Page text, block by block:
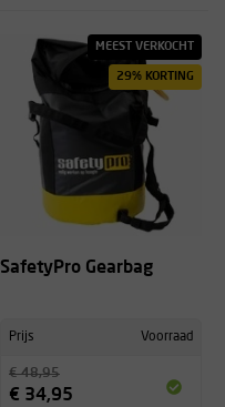
MEEST VERKOCHT
29% KORTING
SafetyPro Gearbag
Prijs Voorraad
€ 48,95
€ 34,95